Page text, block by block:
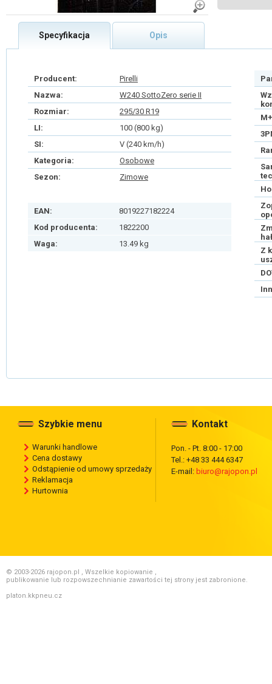
Specyfikacja Opis
Producent:
Pirelli
Nazwa:
W240 SottoZero serie II
Rozmiar:
295/30 R19
LI:
100 (800 kg)
SI:
V (240 km/h)
Kategoria:
Osobowe
Sezon:
Zimowe
EAN:
8019227182224
Kod producenta:
1822200
Waga:
13.49 kg
Z
Szybkie menu
Warunki handlowe
Cena dostawy
Odstąpienie od umowy sprzedaży
Reklamacja
Hurtownia
Kontakt
Pon. - Pt. 8:00 - 17:00
Tel.: +48 33 444 6347
E-mail: biuro@rajopon.pl
© 2003-2026 rajopon.pl , Wszelkie kopiowanie ,
publikowanie lub rozpowszechnianie zawartości tej strony jest zabronione.
platon.kkpneu.cz